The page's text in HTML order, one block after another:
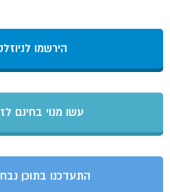
הירשמו
עשו מנוי בחינם
התעדכנו בתוכן